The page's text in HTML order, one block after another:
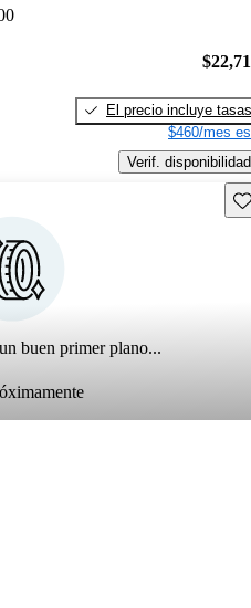
El precio incluye tasas
$460/mes
Verif. disponibilidad
buen primer plano...